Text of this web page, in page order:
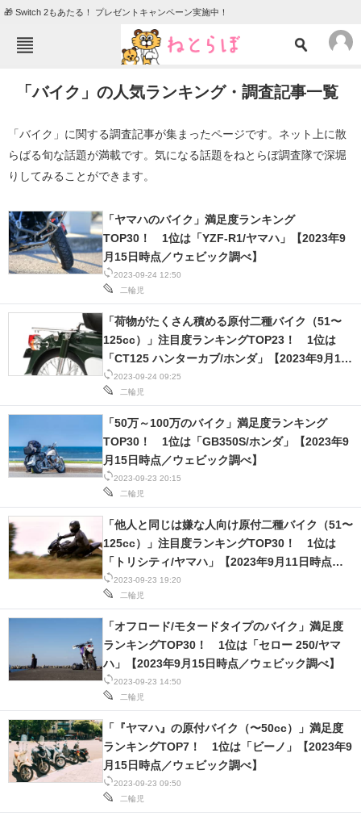
🎁 Switch 2もあたる！ プレゼントキャンペーン実施中！
TOP ニュース
グルメ 地域
動物 リサーチ
会員記事
注目記事を集めた総合ページ
ITの今と未来を見通す
スマホと通信の最新トレンド
進化するPCとデバイスの未来
好きが集まる 比べて選べる
ビジネスと働き方のヒント
AI活用のいまが分かる
企業ITのトレンドを詳説
経営リーダーのコミュニティ
マーケ×ITの今がよく分かる
ITエンジニア向け専門サイト
企業向けIT製品の総合サイト
IT製品の技術・比較・事例
製造業のIT導入・活用を支援
「バイク」の人気ランキング・調査記事一覧
「バイク」に関する調査記事が集まったページです。ネット上に散
らばる旬な話題が満載です。気になる話題をねとらぼ調査隊で深堀
りしてみることができます。
2023-09-24 12:50
二輪児
「ヤマハのバイク」満足度ランキング
TOP30！ 1位は「YZF-R1/ヤマハ」【2023年9
月15日時点／ウェビック調べ】
2023-09-24 09:25
二輪児
「荷物がたくさん積める原付二種バイク（51〜
125cc）」注目度ランキングTOP23！ 1位は
「CT125 ハンターカブ/ホンダ」【2023年9月11
日時点／ウェビック調べ】
2023-09-23 20:15
二輪児
「50万～100万のバイク」満足度ランキング
TOP30！ 1位は「GB350S/ホンダ」【2023年9
月15日時点／ウェビック調べ】
2023-09-23 19:20
二輪児
「他人と同じは嫌な人向け原付二種バイク（51〜
125cc）」注目度ランキングTOP30！ 1位は
「トリシティ/ヤマハ」【2023年9月11日時点／
ウェビック調べ】
2023-09-23 14:50
二輪児
「オフロード/モタードタイプのバイク」満足度
ランキングTOP30！ 1位は「セロー 250/ヤマ
ハ」【2023年9月15日時点／ウェビック調べ】
2023-09-23 09:50
二輪児
「『ヤマハ』の原付バイク（〜50cc）」満足度
ランキングTOP7！ 1位は「ビーノ」【2023年9
月15日時点／ウェビック調べ】